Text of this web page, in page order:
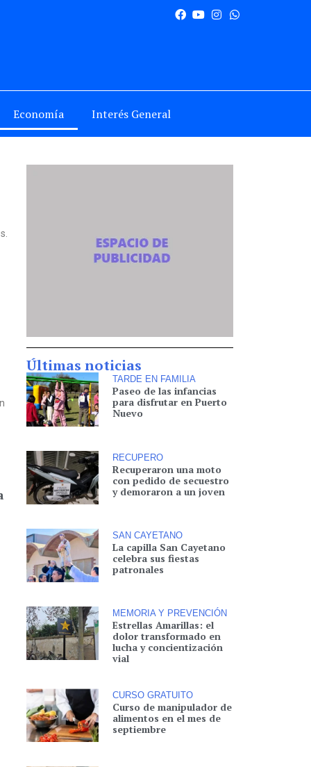
Economía Interés General
Últimas noticias
TARDE EN FAMILIA
Paseo de las infancias
para disfrutar en Puerto
Nuevo
RECUPERO
Recuperaron una moto
con pedido de secuestro
y demoraron a un joven
SAN CAYETANO
La capilla San Cayetano
celebra sus fiestas
patronales
MEMORIA Y PREVENCIÓN
Estrellas Amarillas: el
dolor transformado en
lucha y concientización
vial
CURSO GRATUITO
Curso de manipulador de
alimentos en el mes de
septiembre